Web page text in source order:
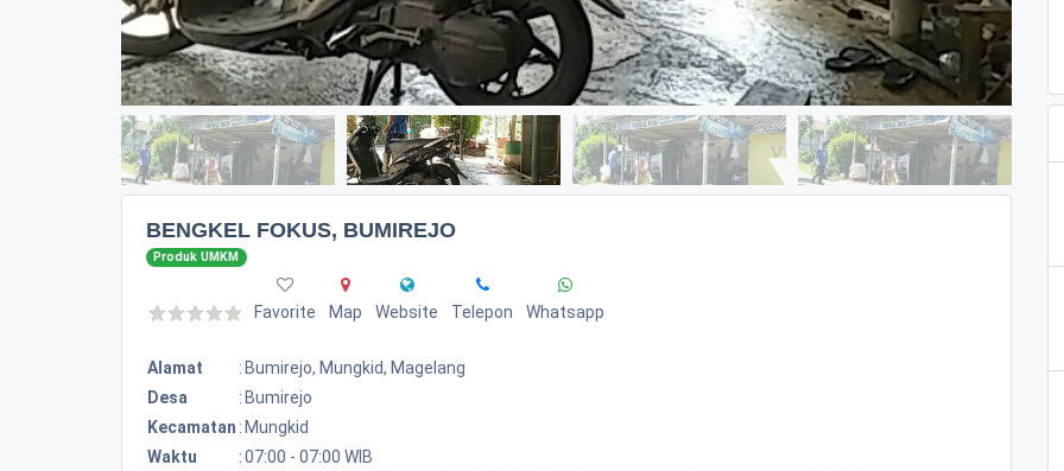
BENGKEL FOKUS, BUMIREJO
Produk UMKM
Favorite Map Website Telepon Whatsapp
Alamat : Bumirejo, Mungkid, Magelang
Desa
: Bumirejo
Kecamatan : Mungkid
Waktu
:07:00 - 07:00 WIB